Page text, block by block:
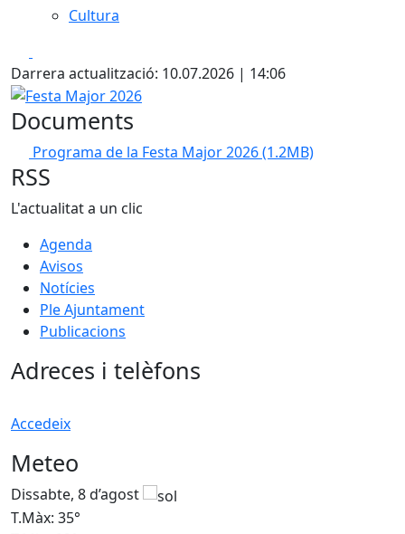
Cultura
Darrera actualització: 10.07.2026 | 14:06
Festa Major 2026
Documents
Programa de la Festa Major 2026(1.2MB)
RSS
L'actualitat a un clic
Agenda
Avisos
Notícies
Ple Ajuntament
Publicacions
Adreces i telèfons
Accedeix
Meteo
Dissabte, 8 d’agost
T.Màx: 35°